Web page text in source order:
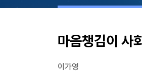
마음챙김이 사
이가영